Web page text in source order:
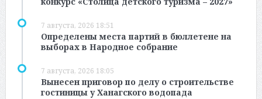
7 августа, 2026 18:51
Определены места партий в бюллетене на
выборах в Народное собрание
7 августа, 2026 18:05
Вынесен приговор по делу о строительстве
гостиницы у Ханагского водопада